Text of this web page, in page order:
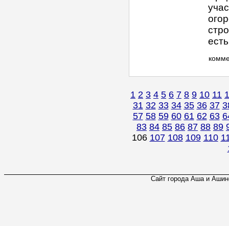
1 2 3 4 5 6 7 8 9 10 11
31 32 33 34 35 36 37
57 58 59 60 61 62 63
83 84 85 86 87 88 89
106 107 108 109 110
Сайт города Аша и